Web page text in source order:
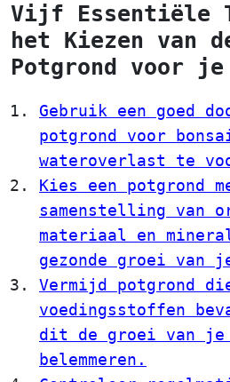
Vijf Essentiële
het Kiezen van
Potgrond voor je
Gebruik een goed
potgrond voor
wateroverlast te
Kies een potgrond
samenstelling van
materiaal en
gezonde groei van
Vermijd potgrond
voedingsstoffen
dit de groei van je
belemmeren.